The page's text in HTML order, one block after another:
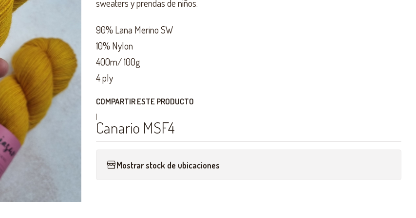
sweaters y prendas de niños.
90% Lana Merino SW
10% Nylon
400m/ 100g
4 ply
COMPARTIR ESTE PRODUCTO
|
Canario MSF4
Mostrar stock de ubicaciones